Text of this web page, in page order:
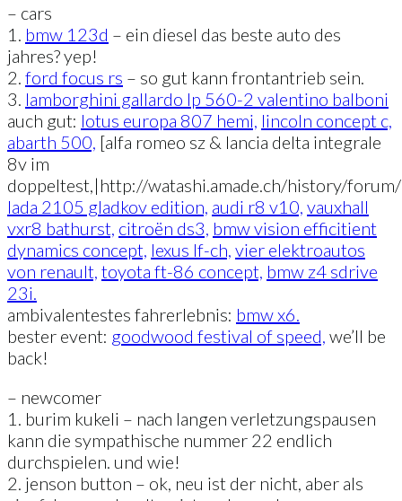
– cars
1. bmw 123d – ein diesel das beste auto des
jahres? yep!
2. ford focus rs – so gut kann frontantrieb sein.
3. lamborghini gallardo lp 560-2 valentino balboni
auch gut: lotus europa 807 hemi, lincoln concept c,
abarth 500, [alfa romeo sz & lancia delta integrale
8v im
doppeltest,|http://watashi.amade.ch/history/
lada 2105 gladkov edition, audi r8 v10, vauxhall
vxr8 bathurst, citroën ds3, bmw vision efficitient
dynamics concept, lexus lf-ch, vier elektroautos
von renault, toyota ft-86 concept, bmw z4 sdrive
23i.
ambivalentestes fahrerlebnis: bmw x6.
bester event: goodwood festival of speed, we’ll be
back!
– newcomer
1. burim kukeli – nach langen verletzungspausen
kann die sympathische nummer 22 endlich
durchspielen. und wie!
2. jenson button – ok, neu ist der nicht, aber als